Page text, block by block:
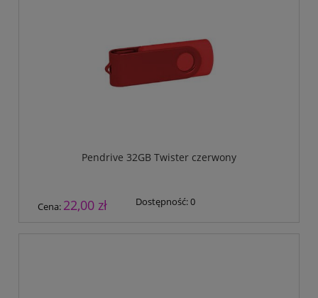
Pendrive 32GB Twister czerwony
Cena: 22,00 zł Dostępność:0